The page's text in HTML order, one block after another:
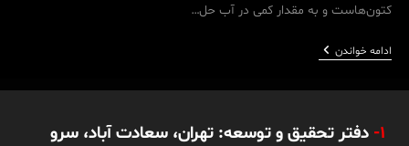
کتون‌هاست و به مقدار کمی در آب حل…
ادامه خواندنسیکلوهگزانون
چیست؟
1- دفتر تحقیق و توسعه: تهران، سعادت آباد، سرو